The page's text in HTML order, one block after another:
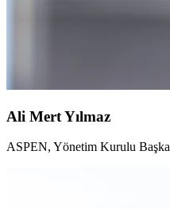
Ali Mert Yılmaz
ASPEN, Yönetim Kurulu